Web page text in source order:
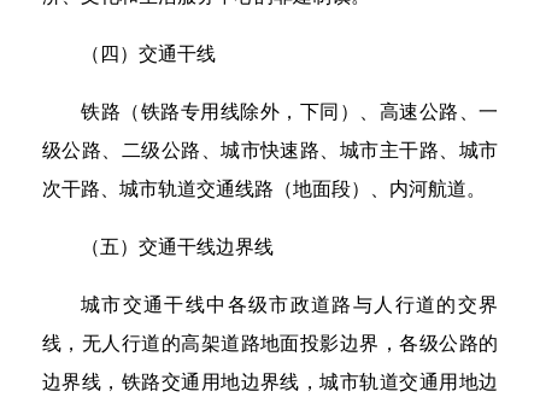
（四）交通干线
铁路（铁路专用线除外，下同）、高速公路、一
级公路、二级公路、城市快速路、城市主干路、城市
次干路、城市轨道交通线路（地面段）、内河航道。
（五）交通干线边界线
城市交通干线中各级市政道路与人行道的交界
线，无人行道的高架道路地面投影边界，各级公路的
边界线，铁路交通用地边界线，城市轨道交通用地边